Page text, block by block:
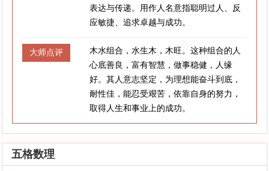
表达与传递。用作人名意指聪明过人、反
应敏捷、追求卓越与成功。
大师点评
木水组合，水生木，木旺。这种组合的人
心底善良，富有智慧，做事稳健，人缘
好。其人意志坚定，为理想能奋斗到底，
耐性佳，能忍受艰苦，依靠自身的努力，
取得人生和事业上的成功。
五格数理